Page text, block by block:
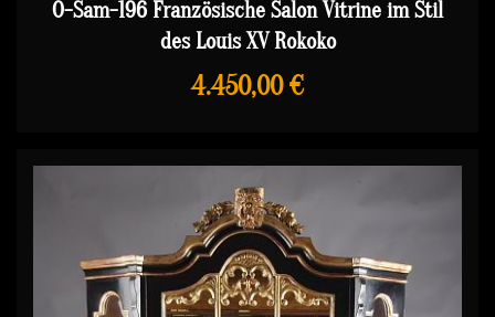
O-Sam-196 Französische Salon Vitrine im Stil
des Louis XV Rokoko
4.450,00 €